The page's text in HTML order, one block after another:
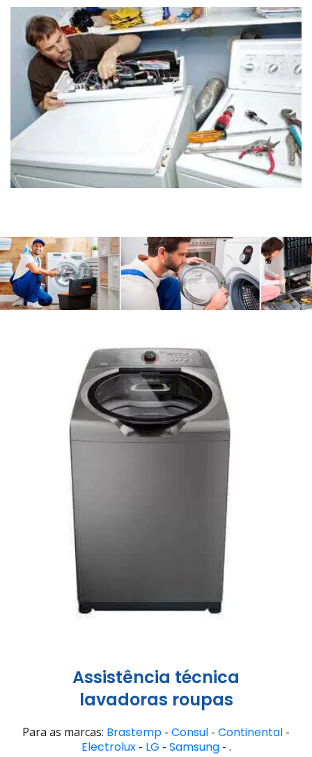
Assistência técnica
lavadoras roupas
Para as marcas: Brastemp - Consul - Continental -
Electrolux- LG - Samsung- .